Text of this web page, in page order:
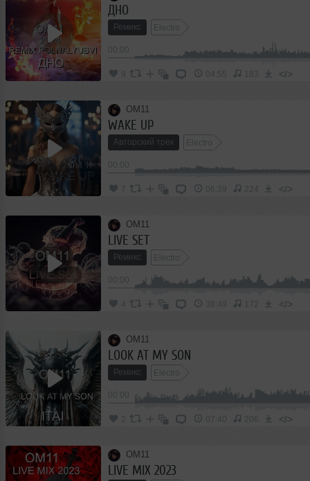
ДНО
Ремикс Electro
9 04:55 183 </>
OM11
WAKE UP
Авторский трек Electro
7 06:39 224 </>
OM11
LIVE SET
Ремикс Electro
38:49 172 </>
OM11
LOOK AT MY SON
Ремикс Electro
2 07:40 206 </>
OM11
LIVE MIX 2023